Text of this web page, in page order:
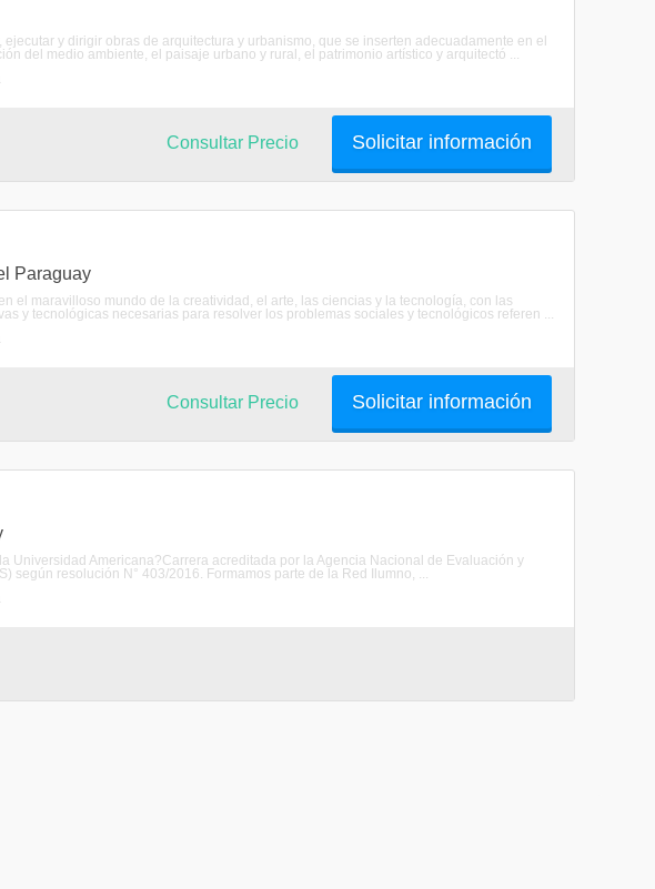
y dirigir obras de arquitectura y urbanismo, que se inserten adecuadamente en el
del medio ambiente, el paisaje urbano y rural, el patrimonio artístico y arquitectó ...
Solicitar información
Consultar Precio
Paraguay
el maravilloso mundo de la creatividad, el arte, las ciencias y la tecnología, con las
y tecnológicas necesarias para resolver los problemas sociales y tecnológicos referen ...
Solicitar información
Consultar Precio
Universidad Americana?Carrera acreditada por la Agencia Nacional de Evaluación y
según resolución N° 403/2016. Formamos parte de la Red Ilumno, ...